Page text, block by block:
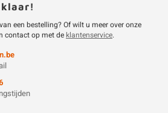
een bestelling? Of wilt u meer over onze
contact op met deklantenservice.